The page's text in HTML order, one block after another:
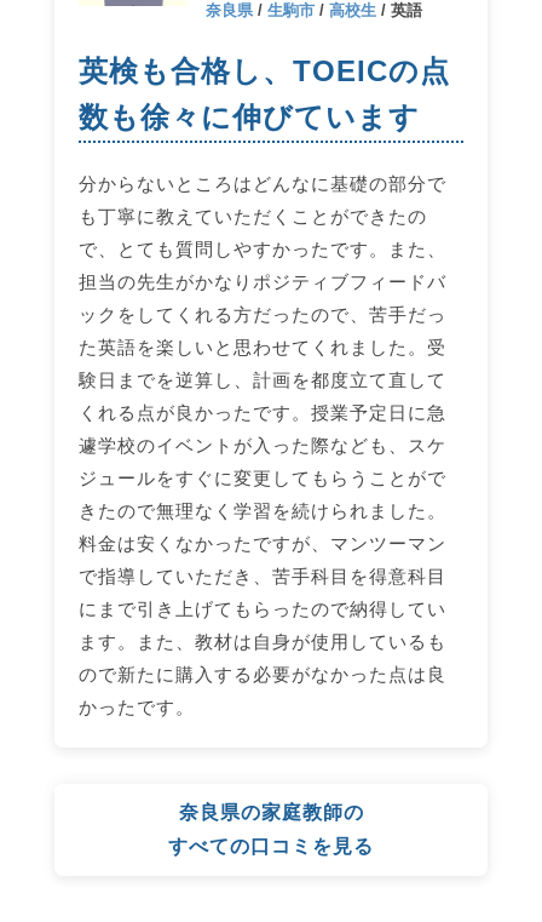
奈良県/ 生駒市/ 高校生/ 英語
英検も合格し、TOEICの点
数も徐々に伸びています
分からないところはどんなに基礎の部分で
も丁寧に教えていただくことができたの
で、とても質問しやすかったです。また、
担当の先生がかなりポジティブフィードバ
ックをしてくれる方だったので、苦手だっ
た英語を楽しいと思わせてくれました。受
験日までを逆算し、計画を都度立て直して
くれる点が良かったです。授業予定日に急
遽学校のイベントが入った際なども、スケ
ジュールをすぐに変更してもらうことがで
きたので無理なく学習を続けられました。
料金は安くなかったですが、マンツーマン
で指導していただき、苦手科目を得意科目
にまで引き上げてもらったので納得してい
ます。また、教材は自身が使用しているも
ので新たに購入する必要がなかった点は良
かったです。
奈良県の家庭教師の
すべての口コミを見る